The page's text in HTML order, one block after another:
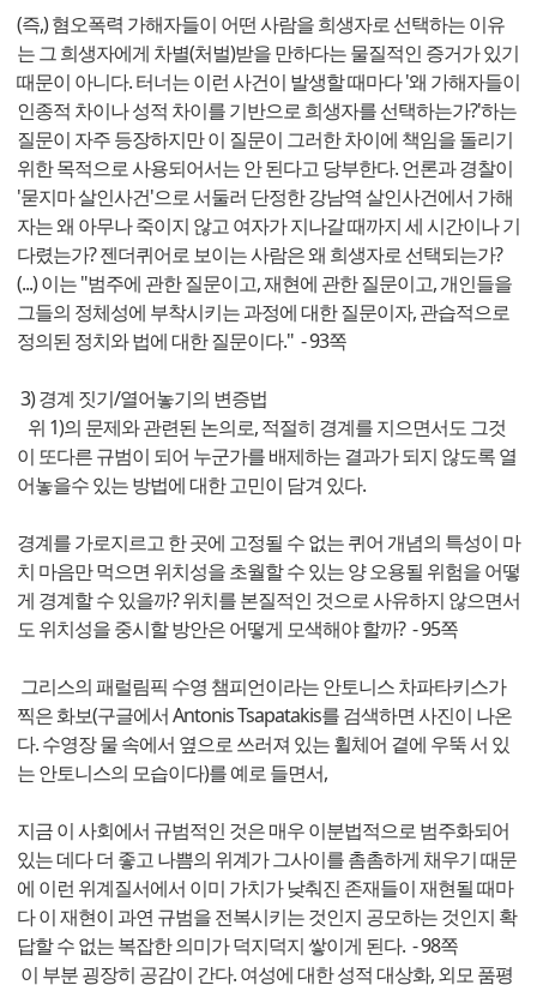
(즉,) 혐오폭력 가해자들이 어떤 사람을 희생자로 선택하는 이유
는 그 희생자에게 차별(처벌)받을 만하다는 물질적인 증거가 있기
때문이 아니다. 터너는 이런 사건이 발생할 때마다 '왜 가해자들이
인종적 차이나 성적 차이를 기반으로 희생자를 선택하는가?'하는
질문이 자주 등장하지만 이 질문이 그러한 차이에 책임을 돌리기
위한 목적으로 사용되어서는 안 된다고 당부한다. 언론과 경찰이
'묻지마 살인사건'으로 서둘러 단정한 강남역 살인사건에서 가해
자는 왜 아무나 죽이지 않고 여자가 지나갈 때까지 세 시간이나 기
다렸는가? 젠더퀴어로 보이는 사람은 왜 희생자로 선택되는가?
(...) 이는 "범주에 관한 질문이고, 재현에 관한 질문이고, 개인들을
그들의 정체성에 부착시키는 과정에 대한 질문이자, 관습적으로
정의된 정치와 법에 대한 질문이다." - 93쪽
3) 경계 짓기/열어놓기의 변증법
위 1)의 문제와 관련된 논의로, 적절히 경계를 지으면서도 그것
이 또다른 규범이 되어 누군가를 배제하는 결과가 되지 않도록 열
어놓을수 있는 방법에 대한 고민이 담겨 있다.
경계를 가로지르고 한 곳에 고정될 수 없는 퀴어 개념의 특성이 마
치 마음만 먹으면 위치성을 초월할 수 있는 양 오용될 위험을 어떻
게 경계할 수 있을까? 위치를 본질적인 것으로 사유하지 않으면서
도 위치성을 중시할 방안은 어떻게 모색해야 할까? - 95쪽
그리스의 패럴림픽 수영 챔피언이라는 안토니스 차파타키스가
찍은 화보(구글에서 Antonis Tsapatakis를 검색하면 사진이 나온
다. 수영장 물 속에서 옆으로 쓰러져 있는 휠체어 곁에 우뚝 서 있
는 안토니스의 모습이다)를 예로 들면서,
지금 이 사회에서 규범적인 것은 매우 이분법적으로 범주화되어
있는 데다 더 좋고 나쁨의 위계가 그사이를 촘촘하게 채우기 때문
에 이런 위계질서에서 이미 가치가 낮춰진 존재들이 재현될 때마
다 이 재현이 과연 규범을 전복시키는 것인지 공모하는 것인지 확
답할 수 없는 복잡한 의미가 덕지덕지 쌓이게 된다. - 98쪽
이 부분 굉장히 공감이 간다. 여성에 대한 성적 대상화, 외모 품평